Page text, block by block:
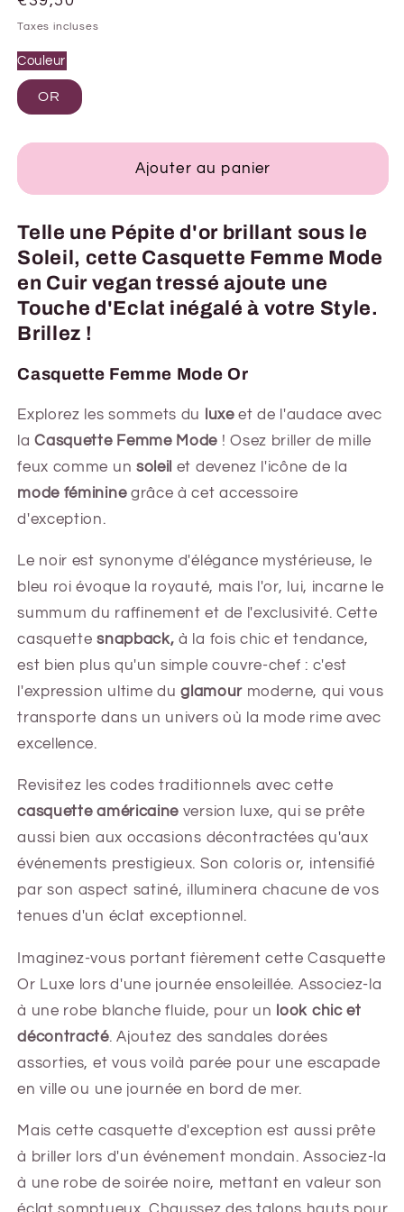
habituel
Taxes incluses
Couleur
OR
Ajouter au panier
Telle une Pépite d'or brillant sous le
Soleil, cette Casquette Femme Mode
en Cuir vegan tressé ajoute une
Touche d'Eclat inégalé à votre Style.
Brillez !
Casquette Femme Mode Or
Explorez les sommets du luxeet de l'audace avec
la Casquette Femme Mode ! Osez briller de mille
feux comme un soleil et devenez l'icône de la
mode fémininegrâce à cet accessoire
d'exception.
Le noir est synonyme d'élégance mystérieuse, le
bleu roi évoque la royauté, mais l'or, lui, incarne le
summum du raffinement et de l'exclusivité. Cette
casquettesnapback, à la fois chic et tendance,
est bien plus qu'un simple couvre-chef : c'est
l'expression ultime du glamourmoderne, qui vous
transporte dans un univers où la mode rime avec
excellence.
Revisitez les codes traditionnels avec cette
casquette américaine version luxe, qui se prête
aussi bien aux occasions décontractées qu'aux
événements prestigieux. Son coloris or, intensifié
par son aspect satiné, illuminera chacune de vos
tenues d'un éclat exceptionnel.
Imaginez-vous portant fièrement cette Casquette
Or Luxe lors d'une journée ensoleillée. Associez-la
à une robe blanche fluide, pour un look chic et
décontracté. Ajoutez des sandales dorées
assorties, et vous voilà parée pour une escapade
en ville ou une journée en bord de mer.
Mais cette casquette d'exception est aussi prête
à briller lors d'un événement mondain. Associez-la
à une robe de soirée noire, mettant en valeur son